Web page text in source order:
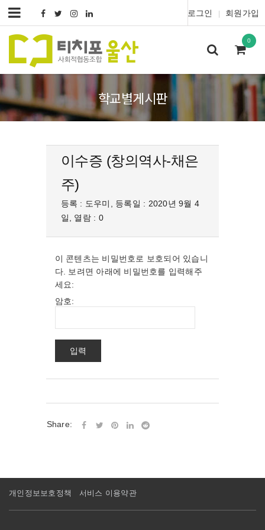
로그인 회원가입
0
학교별게시판
이수증 (창의역사-채은
주)
등록 : 도우미, 등록일 : 2020년 9월 4
일, 열람 : 0
이 콘텐츠는 비밀번호로 보호되어 있습니
다. 보려면 아래에 비밀번호를 입력해주
세요:
암호:
Share:
개인정보보호정책 서비스 이용약관